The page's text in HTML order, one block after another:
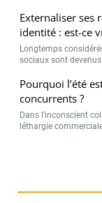
Externaliser ses
identité : est-ce
Longtemps
sociaux sont devenus
Pourquoi l’été
concurrents ?
Dans l’inconscient
léthargie